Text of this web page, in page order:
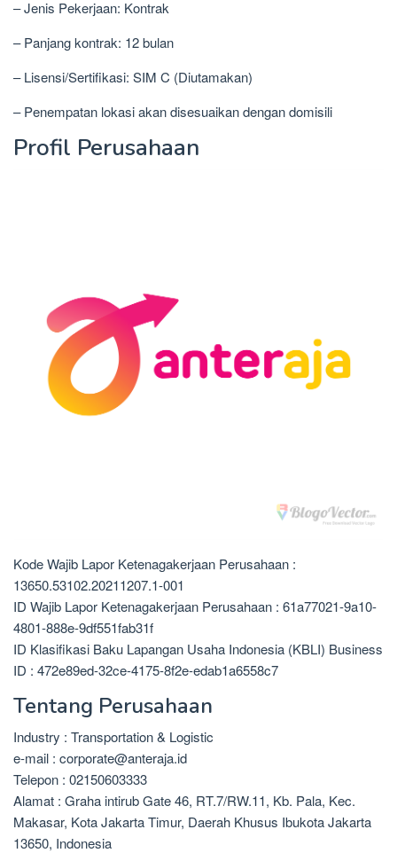
– Jenis Pekerjaan: Kontrak
– Panjang kontrak: 12 bulan
– Lisensi/Sertifikasi: SIM C (Diutamakan)
– Penempatan lokasi akan disesuaikan dengan domisili
Profil Perusahaan
Kode Wajib Lapor Ketenagakerjaan Perusahaan :
13650.53102.20211207.1-001
ID Wajib Lapor Ketenagakerjaan Perusahaan : 61a77021-9a10-
4801-888e-9df551fab31f
ID Klasifikasi Baku Lapangan Usaha Indonesia (KBLI) Business
ID : 472e89ed-32ce-4175-8f2e-edab1a6558c7
Tentang Perusahaan
Industry : Transportation & Logistic
e-mail : corporate@anteraja.id
Telepon : 02150603333
Alamat : Graha intirub Gate 46, RT.7/RW.11, Kb. Pala, Kec.
Makasar, Kota Jakarta Timur, Daerah Khusus Ibukota Jakarta
13650, Indonesia